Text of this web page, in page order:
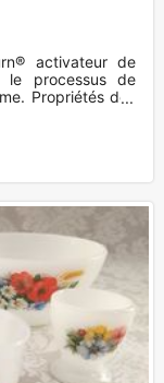
activateur de
le processus de
Propriétés des